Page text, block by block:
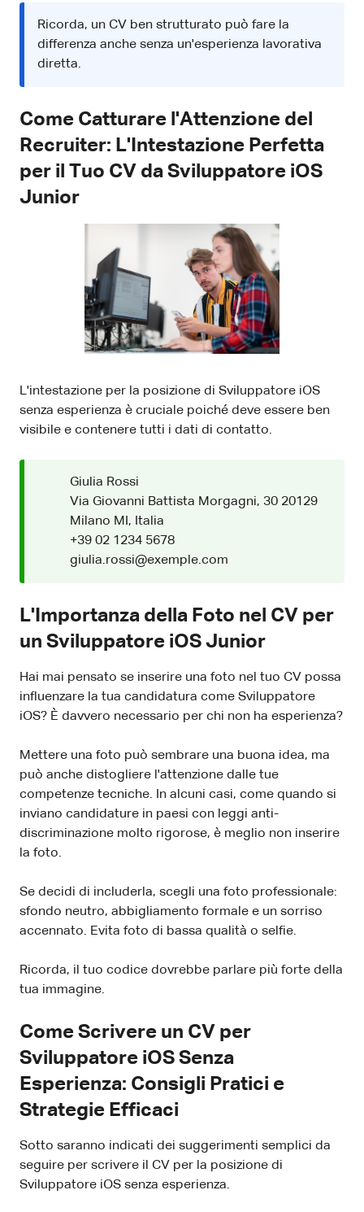
Ricorda, un CV ben strutturato può fare la
differenza anche senza un'esperienza lavorativa
diretta.
Come Catturare l'Attenzione del
Recruiter: L'Intestazione Perfetta
per il Tuo CV da Sviluppatore iOS
Junior
L'intestazione per la posizione di Sviluppatore iOS
senza esperienza è cruciale poiché deve essere ben
visibile e contenere tutti i dati di contatto.
Giulia Rossi
Via Giovanni Battista Morgagni, 30 20129
Milano MI, Italia
+39 02 1234 5678
giulia.rossi@exemple.com
L'Importanza della Foto nel CV per
un Sviluppatore iOS Junior
Hai mai pensato se inserire una foto nel tuo CV possa
influenzare la tua candidatura come Sviluppatore
iOS? È davvero necessario per chi non ha esperienza?
Mettere una foto può sembrare una buona idea, ma
può anche distogliere l'attenzione dalle tue
competenze tecniche. In alcuni casi, come quando si
inviano candidature in paesi con leggi anti-
discriminazione molto rigorose, è meglio non inserire
la foto.
Se decidi di includerla, scegli una foto professionale:
sfondo neutro, abbigliamento formale e un sorriso
accennato. Evita foto di bassa qualità o selfie.
Ricorda, il tuo codice dovrebbe parlare più forte della
tua immagine.
Come Scrivere un CV per
Sviluppatore iOS Senza
Esperienza: Consigli Pratici e
Strategie Efficaci
Sotto saranno indicati dei suggerimenti semplici da
seguire per scrivere il CV per la posizione di
Sviluppatore iOS senza esperienza.